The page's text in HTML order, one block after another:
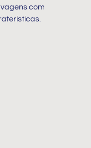
com